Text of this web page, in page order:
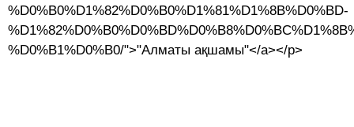
%D0%B0%D1%82%D0%B0%D1%81%D1%8B%D0%BD-
%D0%B1%D0%B0/">"Алматы ақшамы"</a></p>